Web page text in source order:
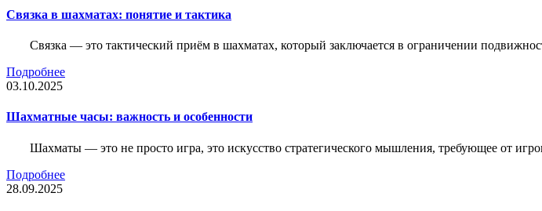
Связка в шахматах: понятие и тактика
Связка — это тактический приём в шахматах, который заключается в ограничении
Подробнее
03.10.2025
Шахматные часы: важность и особенности
Шахматы — это не просто игра, это искусство стратегического мышления, требующее от
Подробнее
28.09.2025